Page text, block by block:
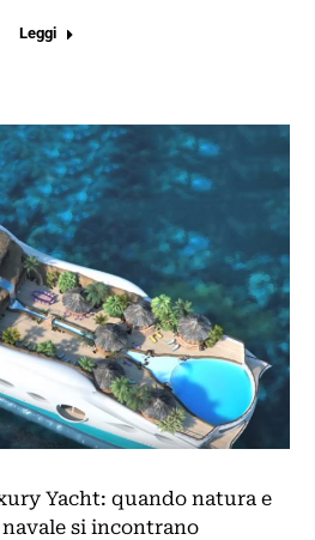
Leggi
Yacht: quando natura e
si incontrano